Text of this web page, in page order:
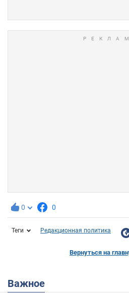
0 0
Теги Редакционная политика
Вернуться на
Важное